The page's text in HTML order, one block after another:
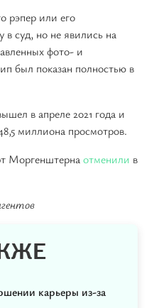
рэпер или его
в суд, но не явились на
фото- и
был показан полностью в
в апреле 2021 года и
миллиона просмотров.
Моргенштернаотменили в
карьеры из-за